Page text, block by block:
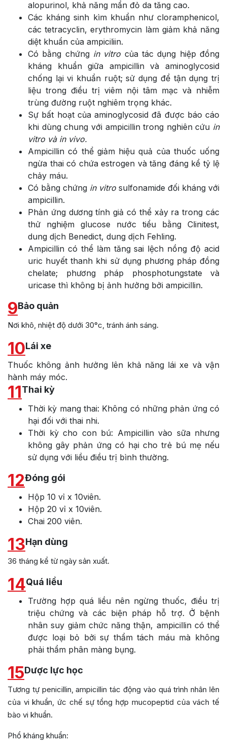
alopurinol, khả năng mẩn đỏ da tăng cao.
Các kháng sinh kìm khuẩn như cloramphenicol,
các tetracyclin, erythromycin làm giảm khả năng
diệt khuẩn của ampiciliin.
Có bằng chứng in vitro của tác dụng hiệp đồng
kháng khuẩn giữa ampicillin và aminoglycosid
chống lại vi khuẩn ruột; sử dụng để tận dụng trị
liệu trong điều trị viêm nội tâm mạc và nhiễm
trùng đường ruột nghiêm trọng khác.
Sự bất hoạt của aminoglycosid đã được báo cáo
khi dùng chung với ampicillin trong nghiên cứu in
vitro và in vivo.
Ampicillin có thể giảm hiệu quả của thuốc uống
ngừa thai có chứa estrogen và tăng đáng kể tỷ lệ
chảy máu.
Có bằng chứng in vitro sulfonamide đối kháng với
ampicillin.
Phản ứng dương tính giả có thể xảy ra trong các
thử nghiệm glucose nước tiểu bằng Clinitest,
dung dịch Benedict, dung dịch Fehling.
Ampicillin có thể làm tăng sai lệch nồng độ acid
uric huyết thanh khi sử dụng phương pháp đồng
chelate; phương pháp phosphotungstate và
uricase thì không bị ảnh hưởng bởi ampicillin.
9Bảo quản
Nơi khô, nhiệt độ dưới 30°c, tránh ánh sáng.
10Lái xe
Thuốc không ảnh hưởng lên khả năng lái xe và vận
hành máy móc.
11Thai kỳ
Thời kỳ mang thai: Không có những phản ứng có
hại đối với thai nhi.
Thời kỳ cho con bú: Ampicillin vào sữa nhưng
không gây phản ứng có hại cho trẻ bú mẹ nếu
sử dụng với liều điều trị bình thường.
12Đóng gói
Hộp 10 vỉ x 10viên.
Hộp 20 vỉ x 10viên.
Chai 200 viên.
13Hạn dùng
36 tháng kể từ ngày sản xuất.
14Quá liều
Trường hợp quá liều nên ngừng thuốc, điều trị
triệu chứng và các biện pháp hỗ trợ. Ở bệnh
nhân suy giảm chức năng thận, ampicillin có thể
được loại bỏ bởi sự thẩm tách máu mà không
phải thẩm phân màng bụng.
15Dược lực học
Tương tự penicillin, ampicillin tác động vào quá trình nhân lên
của vi khuẩn, ức chế sự tổng hợp mucopeptid của vách tế
bào vi khuẩn.
Phổ kháng khuẩn: